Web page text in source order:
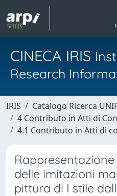
CINECA IRIS
Research
IRIS
Catalogo Ricerca
4 Contributo in Atti di
4.1 Contributo in Atti di
delle imitazioni
pittura di I stile